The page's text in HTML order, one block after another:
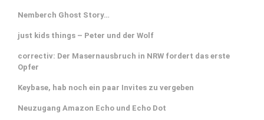
Nemberch Ghost Story…
just kids things – Peter und der Wolf
correctiv: Der Masernausbruch in NRW fordert das erste
Opfer
Keybase, hab noch ein paar Invites zu vergeben
Neuzugang Amazon Echo und Echo Dot